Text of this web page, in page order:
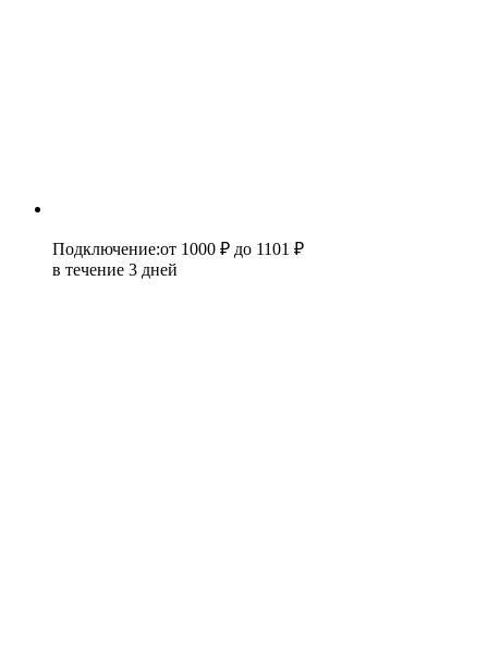
Подключение:от 1000 ₽ до 1101 ₽
в течение 3 дней